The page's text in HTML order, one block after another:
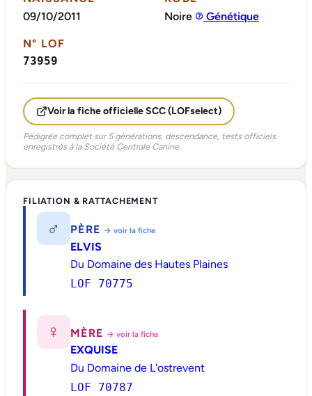
09/10/2011
Noire
Génétique
N° LOF
73959
Voir la fiche officielle SCC (LOFselect)
Pédigrée complet sur 5 générations, descendance, tests officiels
enregistrés à la Société Centrale Canine.
FILIATION & RATTACHEMENT
♂ PÈRE → voir la fiche
ELVIS
Du Domaine des Hautes Plaines
LOF 70775
♀ MÈRE → voir la fiche
EXQUISE
Du Domaine de L'ostrevent
LOF 70787